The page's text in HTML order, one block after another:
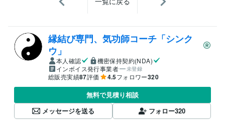
縁結び専門、気功師コーチ「シンク
ウ」
本人確認
機密保持契約(NDA)
インボイス発行事業者
未登録
総販売実績87評価 4.5フォロワー320
無料で見積り相談
メッセージを送る
フォロー320